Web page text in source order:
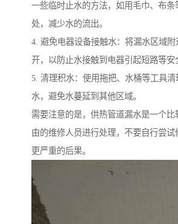
一些临时止水的方法，如用毛巾、布条
处，减少水的流出。
4. 避免电器设备接触水：将漏水区域
开，以防止水接触到电器引起短路等安
5. 清理积水：使用拖把、水桶等工具
水，避免水蔓延到其他区域。
需要注意的是，供热管道漏水是一个比
由的维修人员进行处理，不要自行尝试
更严重的后果。